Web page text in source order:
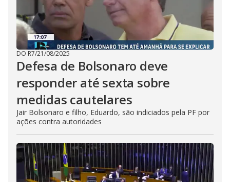
DO R7/21/08/2025
Defesa de Bolsonaro deve
responder até sexta sobre
medidas cautelares
Jair Bolsonaro e filho, Eduardo, são indiciados pela PF por
ações contra autoridades